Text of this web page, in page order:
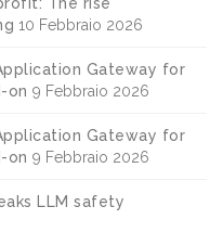
10 Febbraio 2026
Gateway for
on 9 Febbraio 2026
Gateway for
on 9 Febbraio 2026
LLM safety